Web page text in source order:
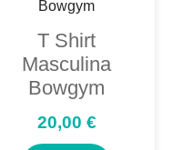
T Shirt
Masculina
Bowgym
20,00 €